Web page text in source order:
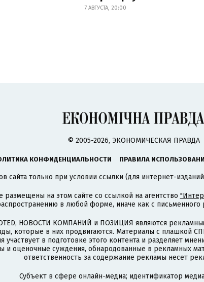
7 АВГУСТА, 20:00
© 2005-2026, ЭКОНОМИЧЕСКАЯ ПРАВДА
КОНФИДЕНЦИАЛЬНОСТИ ПРАВИЛА
сайта только при условии ссылки (для интернет-
размещены на этом сайте со ссылкой на агентство
в любой форме, иначе как с письменного
НОВОСТИ КОМПАНИЙ и ПОЗИЦИЯ являются
которые в них продвигаются. Материалы с плашкой
в подготовке этого контента и разделяет
и оценочные суждения, обнародованные в рекламных
ответственность за содержание рекламы несет
Субъект в сфере онлайн-медиа; идентификатор